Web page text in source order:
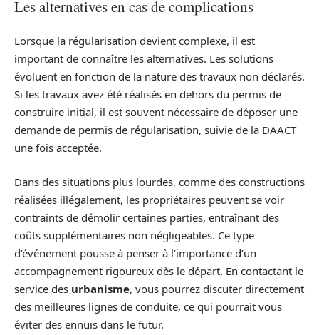
Les alternatives en cas de complications
Lorsque la régularisation devient complexe, il est
important de connaître les alternatives. Les solutions
évoluent en fonction de la nature des travaux non déclarés.
Si les travaux avez été réalisés en dehors du permis de
construire initial, il est souvent nécessaire de déposer une
demande de permis de régularisation, suivie de la DAACT
une fois acceptée.
Dans des situations plus lourdes, comme des constructions
réalisées illégalement, les propriétaires peuvent se voir
contraints de démolir certaines parties, entraînant des
coûts supplémentaires non négligeables. Ce type
d’événement pousse à penser à l’importance d’un
accompagnement rigoureux dès le départ. En contactant le
service des urbanisme, vous pourrez discuter directement
des meilleures lignes de conduite, ce qui pourrait vous
éviter des ennuis dans le futur.